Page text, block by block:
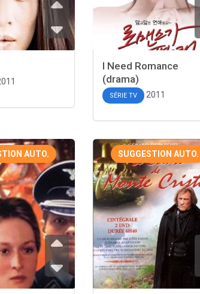
I Need Romance
(drama)
SÉRIE TV 2011
AUTO. SUGGESTION AUTO.